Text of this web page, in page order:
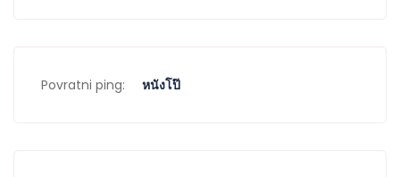
Povratni ping: หนังโป๊